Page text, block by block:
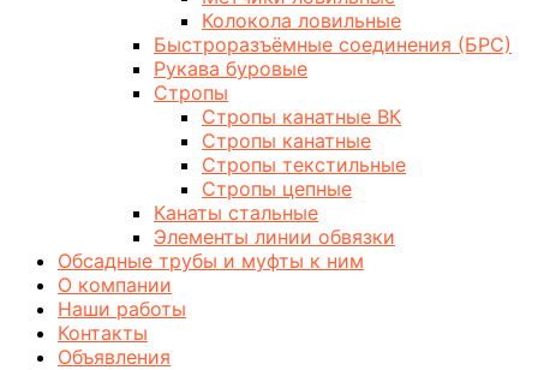
Колокола ловильные
Быстроразъёмные соединения (БРС)
Рукава буровые
Стропы
Стропы канатные ВК
Стропы канатные
Стропы текстильные
Стропы цепные
Канаты стальные
Элементы линии обвязки
Обсадные трубы и муфты к ним
О компании
Наши работы
Контакты
Объявления